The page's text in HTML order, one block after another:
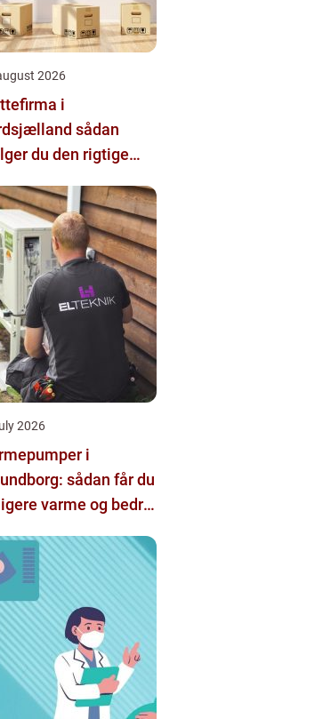
2026
i
sådan
du den rigtige
2026
i
sådan får du
varme og bedre